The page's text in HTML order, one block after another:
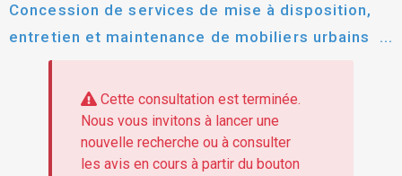
Concession de services de mise à disposition,
entretien et maintenance de mobiliers urbains
publicitaires et non publicitaires, sur le territoire
des communes de boulogne-billancourt et
Cette consultation est terminée.
Nous vous invitons à lancer une
nouvelle recherche ou à consulter
les avis en cours à partir du bouton